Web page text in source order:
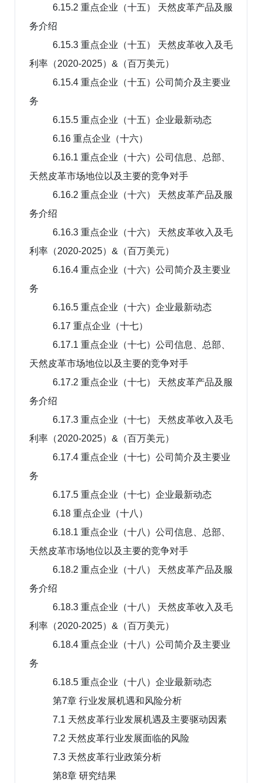
6.15.2 重点企业（十五） 天然皮革产品及服
务介绍
6.15.3 重点企业（十五） 天然皮革收入及毛
利率（2020-2025）&（百万美元）
6.15.4 重点企业（十五）公司简介及主要业
务
6.15.5 重点企业（十五）企业最新动态
6.16 重点企业（十六）
6.16.1 重点企业（十六）公司信息、总部、
天然皮革市场地位以及主要的竞争对手
6.16.2 重点企业（十六） 天然皮革产品及服
务介绍
6.16.3 重点企业（十六） 天然皮革收入及毛
利率（2020-2025）&（百万美元）
6.16.4 重点企业（十六）公司简介及主要业
务
6.16.5 重点企业（十六）企业最新动态
6.17 重点企业（十七）
6.17.1 重点企业（十七）公司信息、总部、
天然皮革市场地位以及主要的竞争对手
6.17.2 重点企业（十七） 天然皮革产品及服
务介绍
6.17.3 重点企业（十七） 天然皮革收入及毛
利率（2020-2025）&（百万美元）
6.17.4 重点企业（十七）公司简介及主要业
务
6.17.5 重点企业（十七）企业最新动态
6.18 重点企业（十八）
6.18.1 重点企业（十八）公司信息、总部、
天然皮革市场地位以及主要的竞争对手
6.18.2 重点企业（十八） 天然皮革产品及服
务介绍
6.18.3 重点企业（十八） 天然皮革收入及毛
利率（2020-2025）&（百万美元）
6.18.4 重点企业（十八）公司简介及主要业
务
6.18.5 重点企业（十八）企业最新动态
第7章 行业发展机遇和风险分析
7.1 天然皮革行业发展机遇及主要驱动因素
7.2 天然皮革行业发展面临的风险
7.3 天然皮革行业政策分析
第8章 研究结果